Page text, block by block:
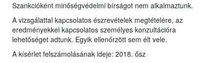
Szankcióként minőségvédelmi bírságot nem alkalmaztunk.
A vizsgálattal kapcsolatos észrevételek megtételére, az
eredményekkel kapcsolatos személyes konzultációra
lehetőséget adtunk. Egyik ellenőrzött sem élt vele.
A kísérlet felszámolásának ideje: 2018. ősz